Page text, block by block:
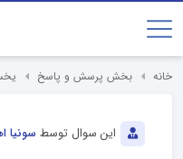
خانه بخش پرسش و پاسخ
این سوال توسط سونیا